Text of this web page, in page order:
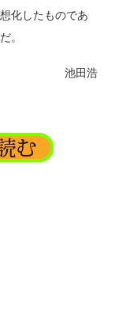
化したものであ
。
池田浩